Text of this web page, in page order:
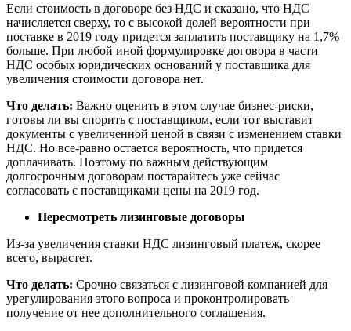
Если стоимость в договоре без НДС и сказано, что НДС
начисляется сверху, то с высокой долей вероятности при
поставке в 2019 году придется заплатить поставщику на 1,7%
больше. При любой иной формулировке договора в части
НДС особых юридических оснований у поставщика для
увеличения стоимости договора нет.
Что делать: Важно оценить в этом случае бизнес-риски,
готовы ли вы спорить с поставщиком, если тот выставит
документы с увеличенной ценой в связи с изменением ставки
НДС. Но все-равно остается вероятность, что придется
доплачивать. Поэтому по важным действующим
долгосрочным договорам постарайтесь уже сейчас
согласовать с поставщиками цены на 2019 год.
Пересмотреть лизинговые договоры
Из-за увеличения ставки НДС лизинговый платеж, скорее
всего, вырастет.
Что делать: Срочно связаться с лизинговой компанией для
урегулирования этого вопроса и проконтролировать
получение от нее дополнительного соглашения.